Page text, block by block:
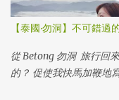
【泰國·勿洞】不可錯
從 Betong 勿洞 旅行回
的？ 促使我快馬加鞭地